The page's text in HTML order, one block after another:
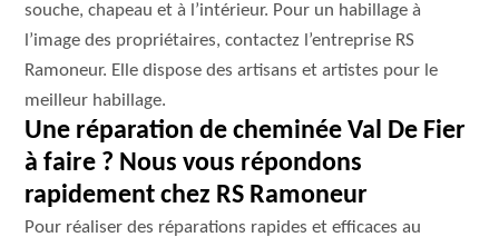
souche, chapeau et à l’intérieur. Pour un habillage à
l’image des propriétaires, contactez l’entreprise RS
Ramoneur. Elle dispose des artisans et artistes pour le
meilleur habillage.
Une réparation de cheminée Val De Fier
à faire ? Nous vous répondons
rapidement chez RS Ramoneur
Pour réaliser des réparations rapides et efficaces au